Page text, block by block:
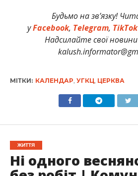
Будьмо на зв’язку!
уFacebook, Telegram, TikTok
Надсилайте свої
МІТКИ: КАЛЕНДАР УГКЦ, ЦЕРКВА
ЖИТТЯ
Ні одного